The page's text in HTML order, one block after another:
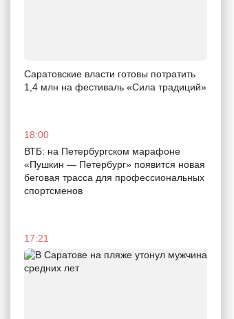
Саратовские власти готовы потратить
1,4 млн на фестиваль «Сила традиций»
18:00
ВТБ: на Петербургском марафоне
«Пушкин — Петербург» появится новая
беговая трасса для профессиональных
спортсменов
17:21